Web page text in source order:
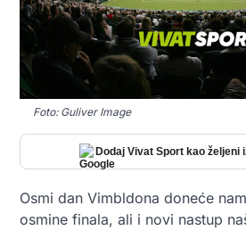
Foto: Guliver Image
Dodaj Vivat Sport kao željeni
Osmi dan Vimbldona doneće
osmine finala, ali i novi nastup